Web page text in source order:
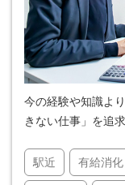
今の経験や知識よ
きない仕事」を追
駅近 有給消化